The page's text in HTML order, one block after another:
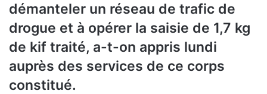
démanteler un réseau de trafic de
drogue et à opérer la saisie de 1,7 kg
de kif traité, a-t-on appris lundi
auprès des services de ce corps
constitué.